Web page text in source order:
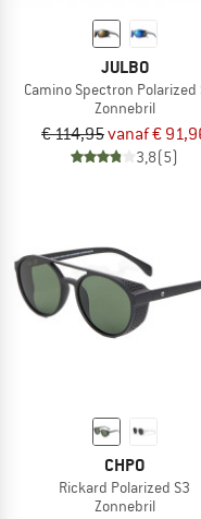
JULBO
Camino Spectron Polarized
Zonnebril
€ 114,95vanaf €
3,8(5)
CHPO
Rickard Polarized S3
Zonnebril